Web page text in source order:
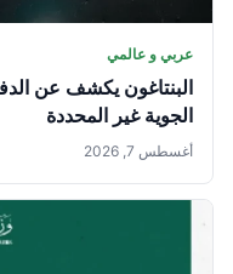
عربي و عالمي
البنتاغون يكشف عن
الجوية غير المحددة
أغسطس 7, 2026